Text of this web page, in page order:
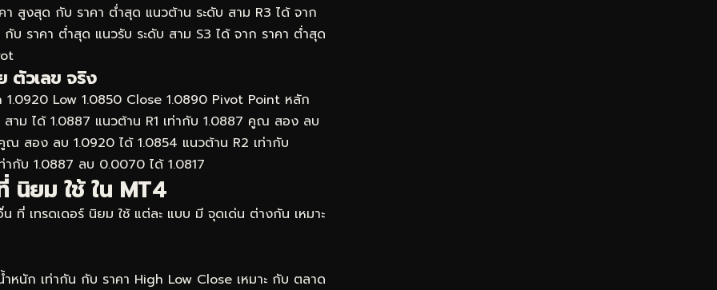
สูงสุด กับ ราคา ต่ำสุด แนวต้าน ระดับ สาม R3 ได้ จาก
ราคา ต่ำสุด แนวรับ ระดับ สาม S3 ได้ จาก ราคา ต่ำสุด
วเลข จริง
Low 1.0850 Close 1.0890 Pivot Point หลัก
าม ได้ 1.0887 แนวต้าน R1 เท่ากับ 1.0887 คูณ สอง ลบ
ณ สอง ลบ 1.0920 ได้ 1.0854 แนวต้าน R2 เท่ากับ
กับ 1.0887 ลบ 0.0070 ได้ 1.0817
นิยม ใช้ ใน MT4
เทรดเดอร์ นิยม ใช้ แต่ละ แบบ มี จุดเด่น ต่างกัน เหมาะ
หนัก เท่ากัน กับ ราคา High Low Close เหมาะ กับ ตลาด